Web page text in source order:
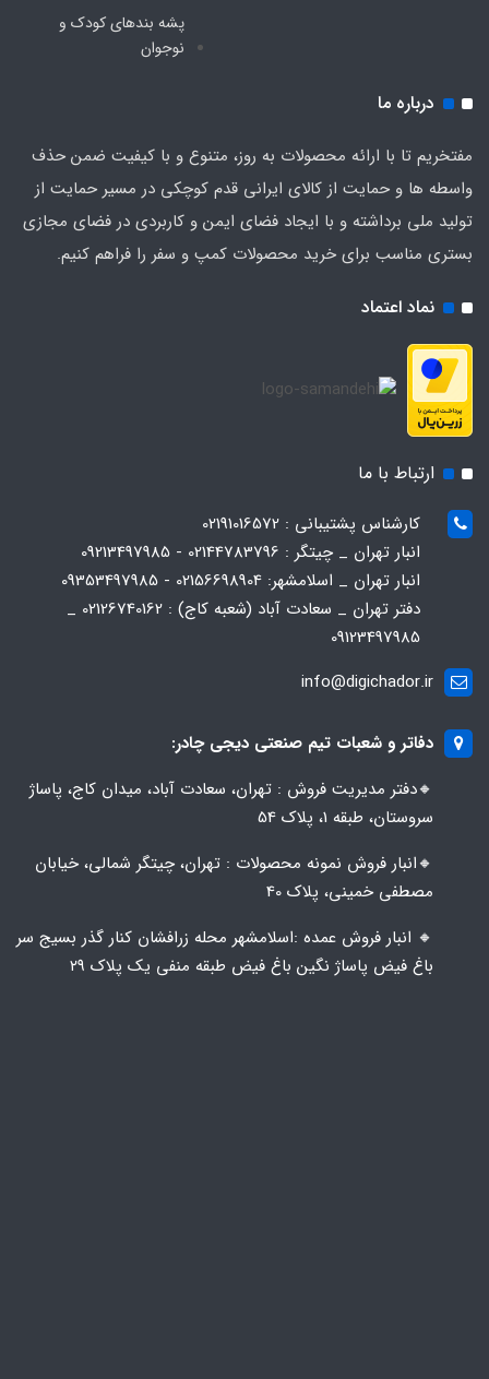
نماد اعتماد
پشه‌ بندهای کودک و
نوجوان
درباره ما
مفتخریم تا با ارائه محصولات به روز، متنوع و با کیفیت ضمن حذف
واسطه ها و حمایت از کالای ایرانی قدم کوچکی در مسیر حمایت از
تولید ملی برداشته و با ایجاد فضای ایمن و کاربردی در فضای مجازی
بستری مناسب برای خرید محصولات کمپ و سفر را فراهم کنیم.
ارتباط با ما
کارشناس پشتیبانی : 02191016572
انبار تهران _ چیتگر : 02144783796 - 09213497985
انبار تهران _ اسلامشهر: 02156698904 - 09353497985
دفتر تهران _ سعادت آباد (شعبه کاج) : 02126740162 _
09123497985
info@digichador.ir
دفاتر و شعبات تیم صنعتی دیجی چادر:
🔸️​​دفتر مدیریت فروش : تهران، سعادت آباد، میدان کاج، پاساژ
سروستان، طبقه 1، پلاک 54
🔸️​​انبار فروش نمونه محصولات : تهران، چیتگر شمالی، خیابان
مصطفی خمینی، پلاک 40
🔸️ انبار فروش عمده :اسلامشهر محله زرافشان کنار گذر بسیج سر
باغ فیض پاساژ نگین باغ فیض طبقه منفی یک پلاک ۲۹